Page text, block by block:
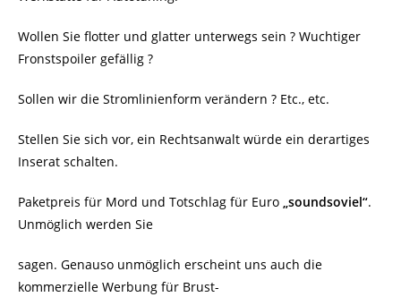
Wollen Sie flotter und glatter unterwegs sein ? Wuchtiger
Fronstspoiler gefällig ?
Sollen wir die Stromlinienform verändern ? Etc., etc.
Stellen Sie sich vor, ein Rechtsanwalt würde ein derartiges
Inserat schalten.
Paketpreis für Mord und Totschlag für Euro „soundsoviel“.
Unmöglich werden Sie
sagen. Genauso unmöglich erscheint uns auch die
kommerzielle Werbung für Brust-